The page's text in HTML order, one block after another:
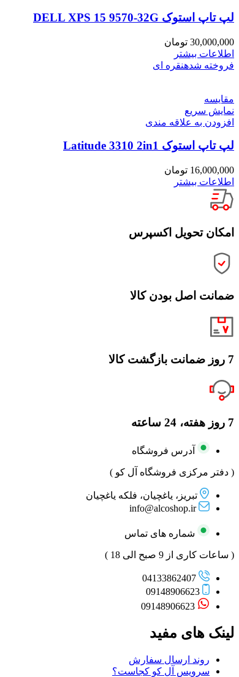
لپ تاپ استوک DELL XPS 15 9570-32G
30,000,000 تومان
اطلاعات بیشتر
فروخته شدهنقره ای
مقايسه
نمایش سریع
افزودن به علاقه مندی
لپ تاپ استوک Latitude 3310 2in1
16,000,000 تومان
اطلاعات بیشتر
امکان تحویل اکسپرس
ضمانت اصل بودن کالا
7 روز ضمانت بازگشت کالا
7 روز هفته، 24 ساعته
آدرس فروشگاه
( دفتر مرکزی فروشگاه آل کو )
تبریز، یاغچیان، فلکه یاغچیان
info@alcoshop.ir
شماره های تماس
( ساعات کاری از 9 صبح الی 18 )
04133862407
09148906623
09148906623
لینک های مفید
روند ارسال سفارش
سرویس آل کو کجاست؟